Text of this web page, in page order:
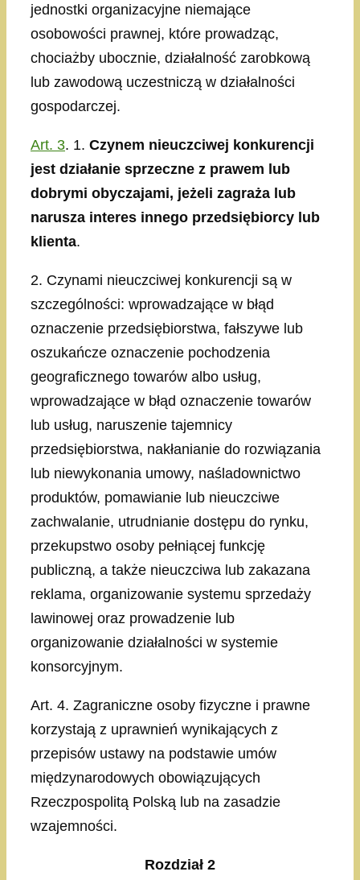
jednostki organizacyjne niemające
osobowości prawnej, które prowadząc,
chociażby ubocznie, działalność zarobkową
lub zawodową uczestniczą w działalności
gospodarczej.
Art. 3. 1. Czynem nieuczciwej konkurencji
jest działanie sprzeczne z prawem lub
dobrymi obyczajami, jeżeli zagraża lub
narusza interes innego przedsiębiorcy lub
klienta.
2. Czynami nieuczciwej konkurencji są w
szczególności: wprowadzające w błąd
oznaczenie przedsiębiorstwa, fałszywe lub
oszukańcze oznaczenie pochodzenia
geograficznego towarów albo usług,
wprowadzające w błąd oznaczenie towarów
lub usług, naruszenie tajemnicy
przedsiębiorstwa, nakłanianie do rozwiązania
lub niewykonania umowy, naśladownictwo
produktów, pomawianie lub nieuczciwe
zachwalanie, utrudnianie dostępu do rynku,
przekupstwo osoby pełniącej funkcję
publiczną, a także nieuczciwa lub zakazana
reklama, organizowanie systemu sprzedaży
lawinowej oraz prowadzenie lub
organizowanie działalności w systemie
konsorcyjnym.
Art. 4. Zagraniczne osoby fizyczne i prawne
korzystają z uprawnień wynikających z
przepisów ustawy na podstawie umów
międzynarodowych obowiązujących
Rzeczpospolitą Polską lub na zasadzie
wzajemności.
Rozdział 2